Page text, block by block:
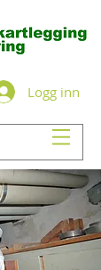
Logg inn